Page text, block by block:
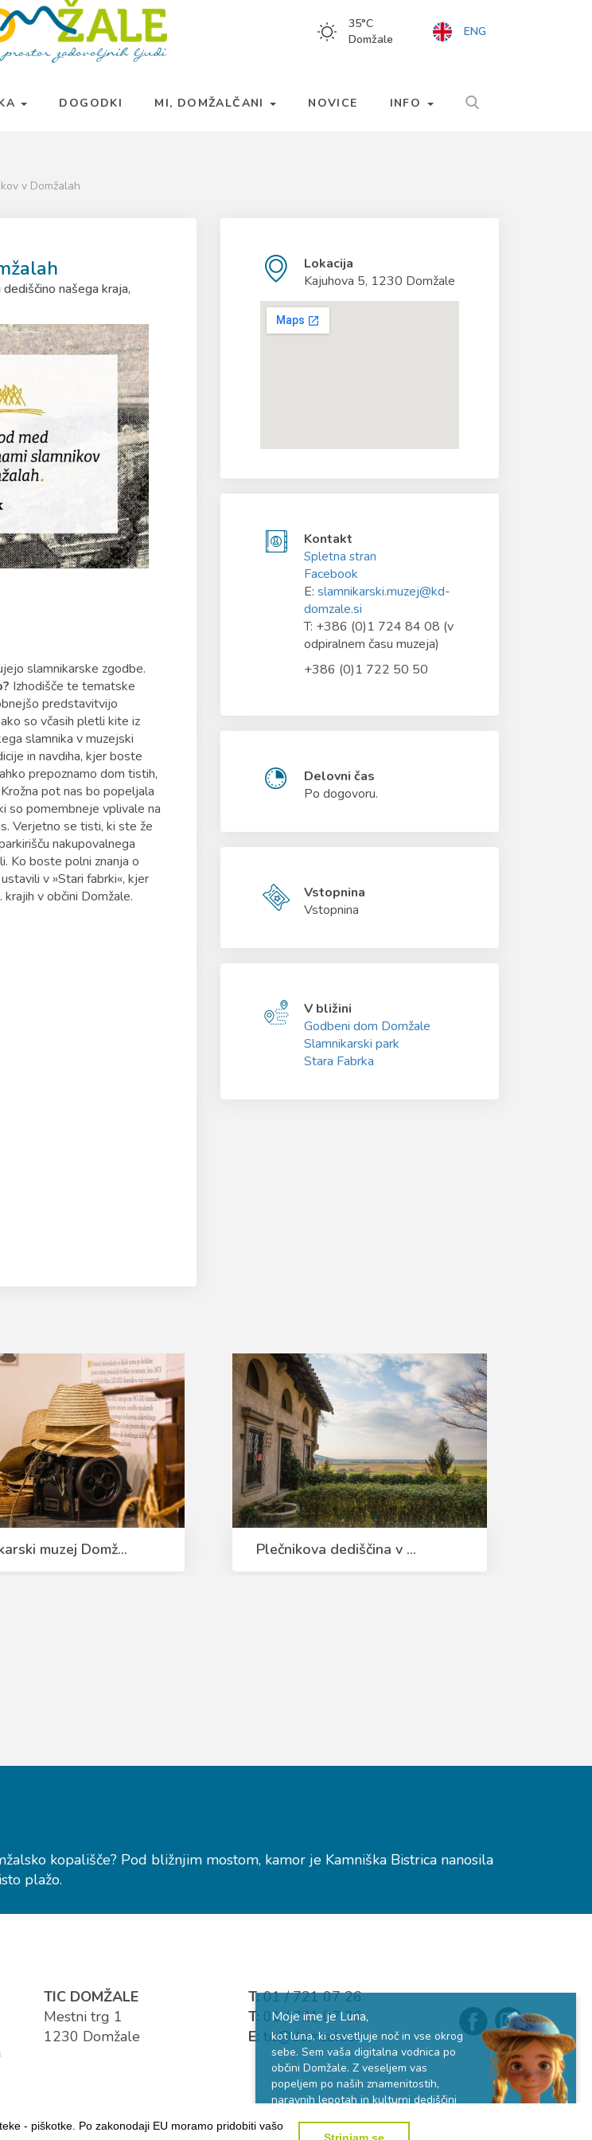
- piškotke. Po zakonodaji EU moramo pridobiti vašo
35°C
Domžale
ENG
DOGODKI MI, DOMŽALČANI NOVICE INFO
v Domžalah
našega kraja,
slamnikarske zgodbe.
Izhodišče te tematske
predstavitvijo
so včasih pletli kite iz
slamnika v muzejski
in navdiha, kjer boste
prepoznamo dom tistih,
pot nas bo popeljala
so pomembneje vplivale na
Verjetno se tisti, ki ste že
nakupovalnega
Ko boste polni znanja o
v »Stari fabrki«, kjer
v občini Domžale.
Lokacija
Kajuhova 5, 1230 Domžale
Kontakt
Spletna stran
Facebook
E: slamnikarski.muzej@kd-
domzale.si
T: +386 (0)1 724 84 08 (v
odpiralnem času muzeja)
+386 (0)1 722 50 50
Delovni čas
Po dogovoru.
Vstopnina
Vstopnina
V bližini
Godbeni dom Domžale
Slamnikarski park
Stara Fabrka
muzej Domž... Plečnikova dediščina v ...
kopališče? Pod bližnjim mostom, kamor je Kamniška Bistrica nanosila
plažo.
TIC DOMŽALE
Mestni trg 1
1230 Domžale
T:01 / 721 07 26
T: 01 / 721 07 26
E: tic@domzale.si
Moje ime je Luna,
kot luna, ki osvetljuje noč in vse okrog
sebe. Sem vaša digitalna vodnica po
občini Domžale. Z veseljem vas
popeljem po naših znamenitostih,
naravnih lepotah in kulturni dediščini
ljudi.